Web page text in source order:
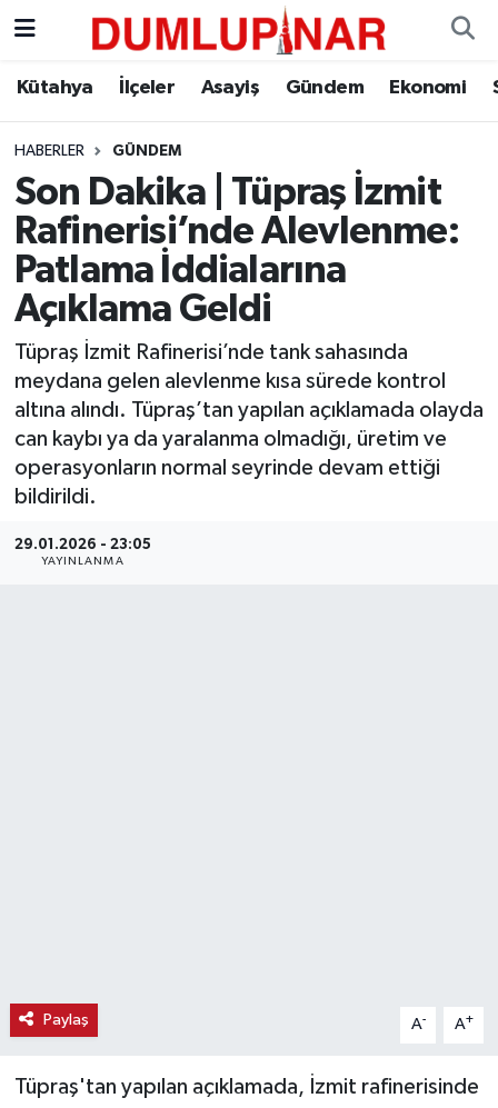
Kütahya İlçeler Asayiş Gündem Ekonomi
HABERLER GÜNDEM
Son Dakika | Tüpraş İzmit
Rafinerisi’nde Alevlenme:
Patlama İddialarına
Açıklama Geldi
Tüpraş İzmit Rafinerisi’nde tank sahasında
meydana gelen alevlenme kısa sürede kontrol
altına alındı. Tüpraş’tan yapılan açıklamada olayda
can kaybı ya da yaralanma olmadığı, üretim ve
operasyonların normal seyrinde devam ettiği
bildirildi.
29.01.2026 - 23:05
YAYINLANMA
Paylaş A- A+
Tüpraş'tan yapılan açıklamada, İzmit rafinerisinde
Asayiş
Diğer
Dünya
Eğitim
Ekonomi
Eleman
Gündem
Haber
Kütahya Hava Durumu
Kütahya Trafik Yoğunluk Haritası
Süper Lig Puan Durumu ve Fikstür
Tüm Manşetler
Son Dakika Haberleri
Haber Arşivi